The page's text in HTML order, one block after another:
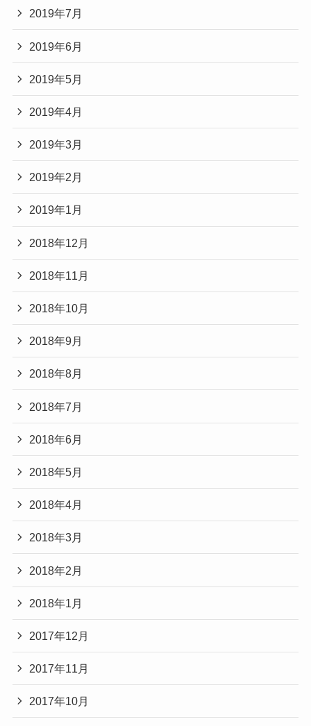
2019年7月
2019年6月
2019年5月
2019年4月
2019年3月
2019年2月
2019年1月
2018年12月
2018年11月
2018年10月
2018年9月
2018年8月
2018年7月
2018年6月
2018年5月
2018年4月
2018年3月
2018年2月
2018年1月
2017年12月
2017年11月
2017年10月